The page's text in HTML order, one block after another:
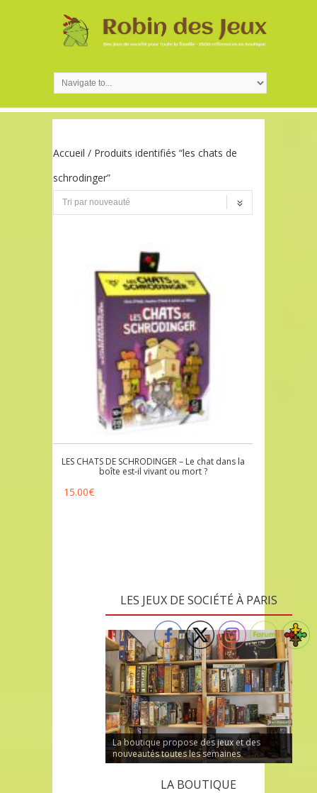
Accueil / Produits identifiés “les chats de
schrodinger”
LES CHATS DE SCHRODINGER – Le chat dans la
boîte est-il vivant ou mort ?
15.00€
LES JEUX DE SOCIÉTÉ À PARIS
La boutique propose des jeux et des
nouveautés toutes les semaines
LA BOUTIQUE